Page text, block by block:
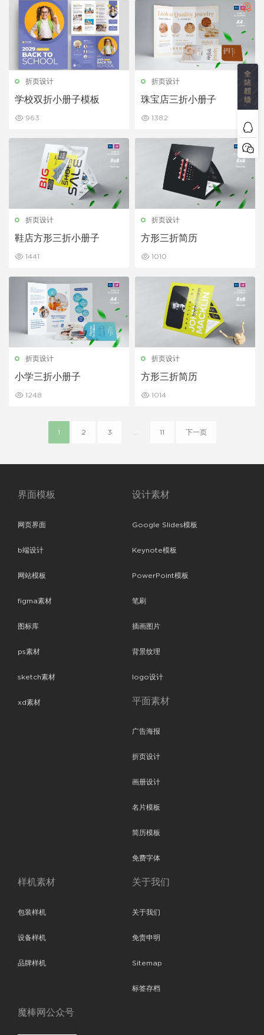
折页设计
学校双折小册子模板
963
折页设计
珠宝店三折小册子
1382
折页设计
鞋店方形三折小册子
1441
折页设计
方形三折简历
1010
折页设计
小学三折小册子
1248
折页设计
方形三折简历
1014
1 2 3 11 下一页
界面模板
网页界面
b端设计
网站模板
figma素材
图标库
ps素材
sketch素材
xd素材
设计素材
Google Slides模板
Keynote模板
PowerPoint模板
笔刷
插画图片
背景纹理
logo设计
平面素材
广告海报
折页设计
画册设计
名片模板
简历模板
免费字体
样机素材
包装样机
设备样机
品牌样机
关于我们
关于我们
免责申明
Sitemap
标签存档
魔棒网公众号